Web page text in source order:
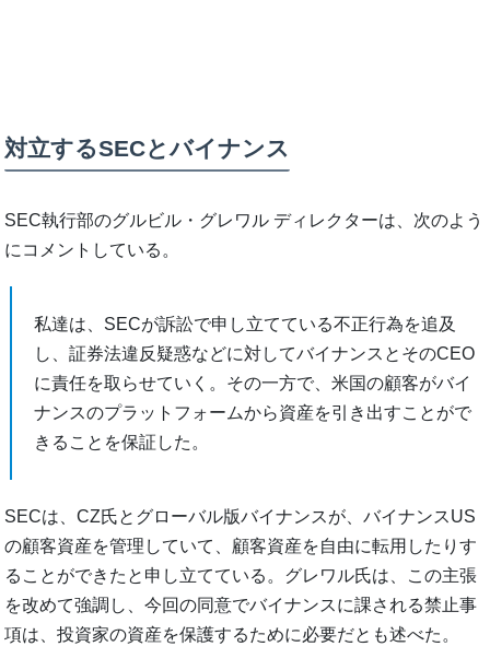
対立するSECとバイナンス
SEC執行部のグルビル・グレワル ディレクターは、次のよう
にコメントしている。
私達は、SECが訴訟で申し立てている不正行為を追及
し、証券法違反疑惑などに対してバイナンスとそのCEO
に責任を取らせていく。その一方で、米国の顧客がバイ
ナンスのプラットフォームから資産を引き出すことがで
きることを保証した。
SECは、CZ氏とグローバル版バイナンスが、バイナンスUS
の顧客資産を管理していて、顧客資産を自由に転用したりす
ることができたと申し立てている。グレワル氏は、この主張
を改めて強調し、今回の同意でバイナンスに課される禁止事
項は、投資家の資産を保護するために必要だとも述べた。